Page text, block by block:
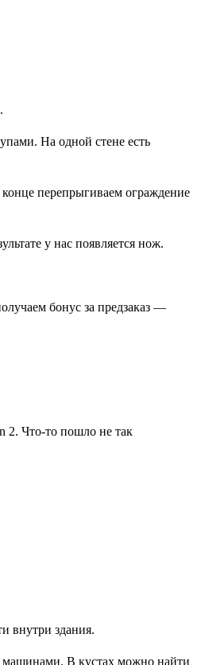
.
На одной стене есть
перепрыгиваем ограждение
у нас появляется нож.
бонус за предзаказ —
внутри здания.
машинами. В кустах можно найти